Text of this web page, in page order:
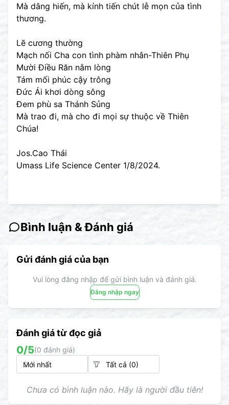
Mà dâng hiến, mà kính tiến chút lễ mọn của tình
thương.
Lẽ cương thường
Mạch nối Cha con tình phàm nhân-Thiên Phụ
Mười Điều Răn nằm lòng
Tám mối phúc cậy trông
Đức Ái khơi dòng sông
Đem phù sa Thánh Sủng
Mà trao đi, mà cho đi mọi sự thuộc về Thiên
Chúa!
Jos.Cao Thái
Umass Life Science Center 1/8/2024.
Bình luận & Đánh giá
Gửi đánh giá của bạn
Vui lòng đăng nhập để gửi bình luận và đánh giá.
Đăng nhập ngay
Đánh giá từ đọc giả
0/5(0 đánh giá)
Chưa có bình luận nào. Hãy là người đầu tiên!